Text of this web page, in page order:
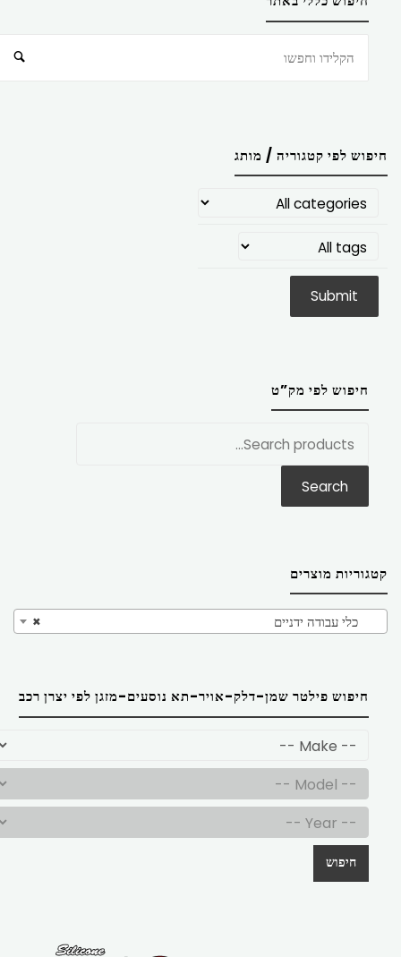
חיפוש לפי קטגוריה / מותג
חיפוש לפי מק”ט
Search
קטגוריות מוצרים
× כלי עבודה ידניים
חיפוש פילטר שמן-דלק-אויר-תא נוסעים-מזגן לפי יצרן רכב
חיפוש